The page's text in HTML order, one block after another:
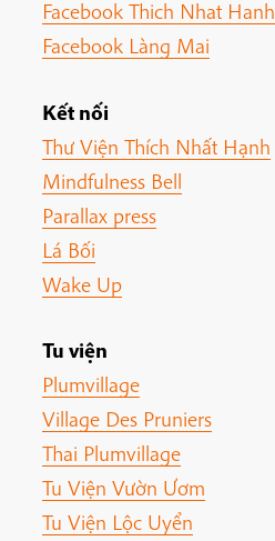
Facebook Thich Nhat Hanh
Facebook Làng Mai
Kết nối
Thư Viện Thích Nhất Hạnh
Mindfulness Bell
Parallax press
Lá Bối
Wake Up
Tu viện
Plumvillage
Village Des Pruniers
Thai Plumvillage
Tu Viện Vườn Ươm
Tu Viện Lộc Uyển